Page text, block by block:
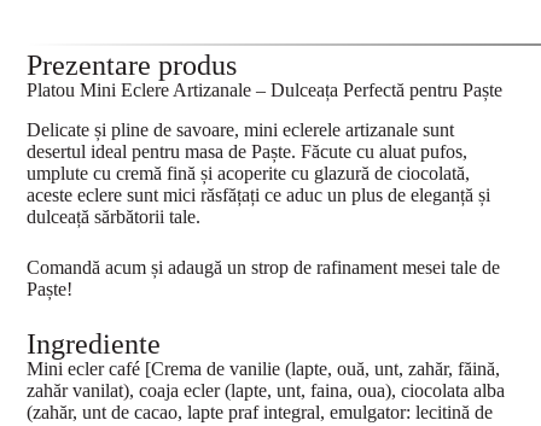
Prezentare produs
Platou Mini Eclere Artizanale – Dulceața Perfectă pentru Paște
Delicate și pline de savoare, mini eclerele artizanale sunt
desertul ideal pentru masa de Paște. Făcute cu aluat pufos,
umplute cu cremă fină și acoperite cu glazură de ciocolată,
aceste eclere sunt mici răsfățați ce aduc un plus de eleganță și
dulceață sărbătorii tale.
Comandă acum și adaugă un strop de rafinament mesei tale de
Paște!
Ingrediente
Mini ecler café [Crema de vanilie (lapte, ouă, unt, zahăr, făină,
zahăr vanilat), coaja ecler (lapte, unt, faina, oua), ciocolata alba
(zahăr, unt de cacao, lapte praf integral, emulgator: lecitină de